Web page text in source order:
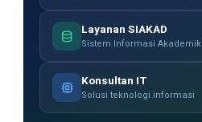
Layanan SIAKAD
Sistem Informasi Akademik
Konsultan IT
Solusi teknologi informasi